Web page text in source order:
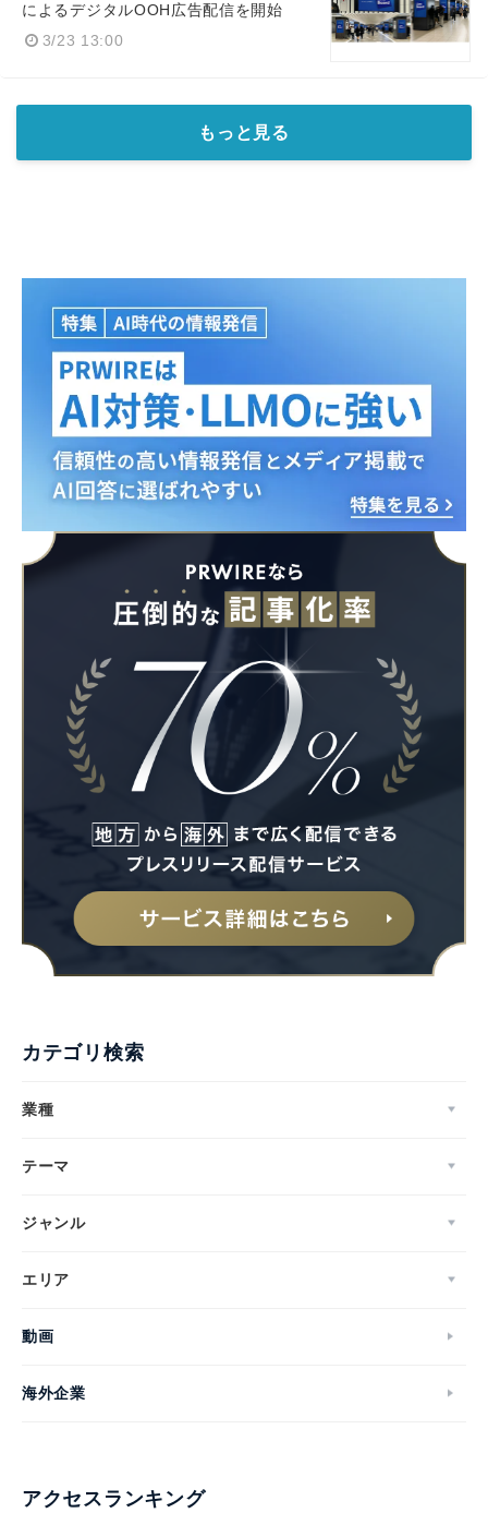
によるデジタルOOH広告配信を開始
3/23 13:00
もっと見る
カテゴリ検索
業種
テーマ
ジャンル
エリア
動画
海外企業
アクセスランキング